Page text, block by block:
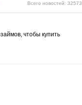
Всего новостей: 32573
чтобы купить